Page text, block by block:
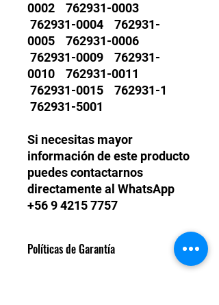
0002 762931-0003
762931-0004 762931-
0005 762931-0006
762931-0009 762931-
0010 762931-0011
762931-0015 762931-1
762931-5001
Si necesitas mayor
información de este producto
puedes contactarnos
directamente al WhatsApp
+56 9 4215 7757
Políticas de Garantía